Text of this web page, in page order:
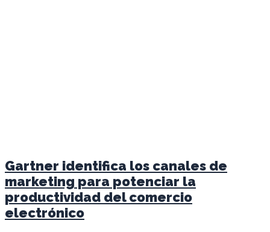
Gartner identifica los canales de
marketing para potenciar la
productividad del comercio
electrónico